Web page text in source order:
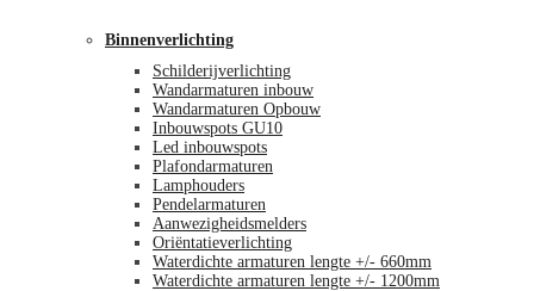
Binnenverlichting
Schilderijverlichting
Wandarmaturen inbouw
Wandarmaturen Opbouw
Inbouwspots GU10
Led inbouwspots
Plafondarmaturen
Lamphouders
Pendelarmaturen
Aanwezigheidsmelders
Oriëntatieverlichting
Waterdichte armaturen lengte +/- 660mm
Waterdichte armaturen lengte +/- 1200mm